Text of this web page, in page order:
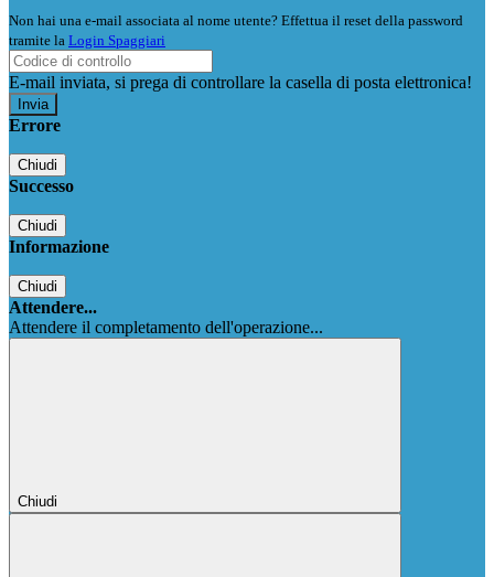
Non hai una e-mail associata al nome utente? Effettua il reset della password
tramite la Login Spaggiari
E-mail inviata, si prega di controllare la casella di posta elettronica!
Errore
Chiudi
Successo
Chiudi
Informazione
Chiudi
Attendere...
Attendere il completamento dell'operazione...
Chiudi